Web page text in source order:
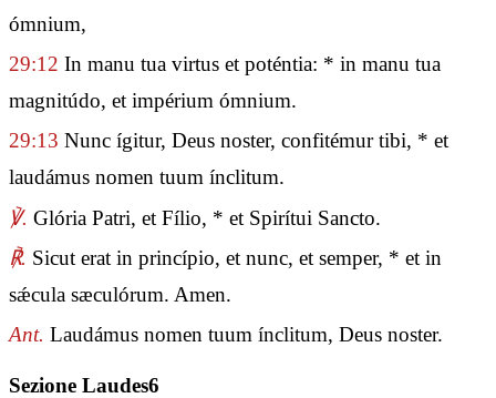
ómnium,
29:12 In manu tua virtus et poténtia: * in manu tua
magnitúdo, et impérium ómnium.
29:13 Nunc ígitur, Deus noster, confitémur tibi, * et
laudámus nomen tuum ínclitum.
℣. Glória Patri, et Fílio, * et Spirítui Sancto.
℟. Sicut erat in princípio, et nunc, et semper, * et in
sǽcula sæculórum. Amen.
Ant. Laudámus nomen tuum ínclitum, Deus noster.
Sezione Laudes6